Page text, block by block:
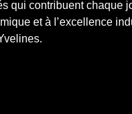
qui contribuent chaque
et à l’excellence